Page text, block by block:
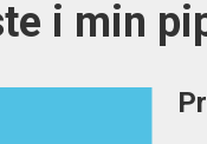
i min